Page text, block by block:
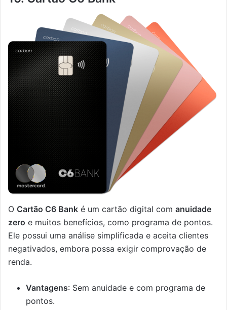
O Cartão C6 Bank é um cartão digital com anuidade
zero e muitos benefícios, como programa de pontos.
Ele possui uma análise simplificada e aceita clientes
negativados, embora possa exigir comprovação de
renda.
Vantagens: Sem anuidade e com programa de
pontos.